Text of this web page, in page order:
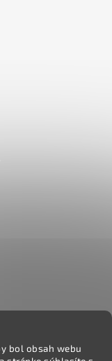
bol obsah webu